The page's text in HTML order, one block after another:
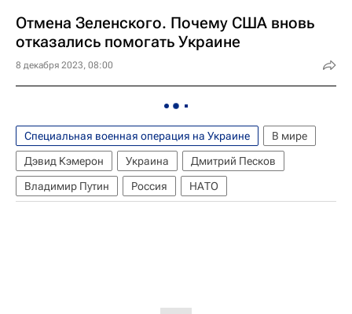
Отмена Зеленского. Почему США вновь
отказались помогать Украине
8 декабря 2023, 08:00
Специальная военная операция на Украине
В мире
Дэвид Кэмерон
Украина
Дмитрий Песков
Владимир Путин
Россия НАТО